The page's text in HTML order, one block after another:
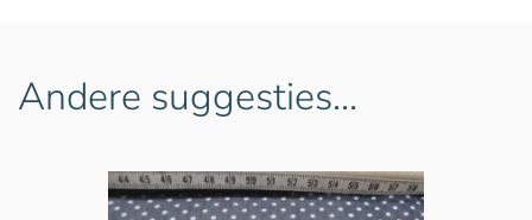
Andere suggesties…